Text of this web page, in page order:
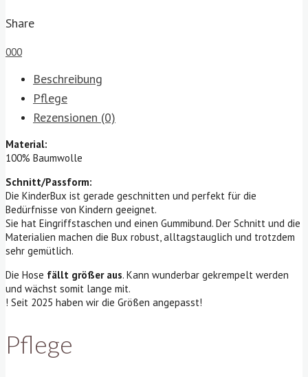
Share
000
Beschreibung
Pflege
Rezensionen (0)
Material:
100% Baumwolle
Schnitt/Passform:
Die KinderBux ist gerade geschnitten und perfekt für die
Bedürfnisse von Kindern geeignet.
Sie hat Eingriffstaschen und einen Gummibund. Der Schnitt und die
Materialien machen die Bux robust, alltagstauglich und trotzdem
sehr gemütlich.
Die Hose fällt größer aus. Kann wunderbar gekrempelt werden
und wächst somit lange mit.
! Seit 2025 haben wir die Größen angepasst!
Pflege